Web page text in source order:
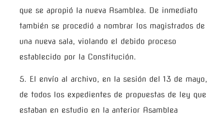
que se apropió la nueva Asamblea. De inmediato
también se procedió a nombrar los magistrados de
una nueva sala, violando el debido proceso
establecido por la Constitución.
5. El envío al archivo, en la sesión del 13 de mayo,
de todos los expedientes de propuestas de ley que
estaban en estudio en la anterior Asamblea